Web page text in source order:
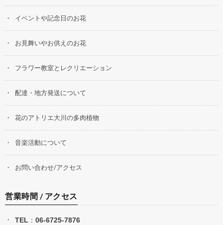
イベントや記念日のお花
お見舞いやお供えのお花
フラワー教室とレクリエーション
配達・地方発送について
花のアトリエ大川の多肉植物
音楽活動について
お問い合わせ/アクセス
営業時間 / アクセス
TEL ： 06-6725-7876